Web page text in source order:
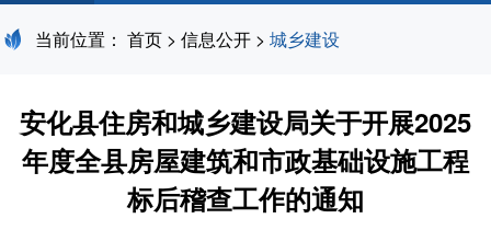
当前位置： 首页 > 信息公开 > 城乡建设
安化县住房和城乡建设局关于开展2025
年度全县房屋建筑和市政基础设施工程
标后稽查工作的通知